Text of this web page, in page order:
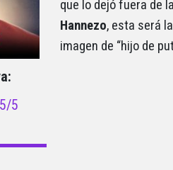
5
que lo dejó fuera de
Hannezo, esta será
imagen de “hijo de